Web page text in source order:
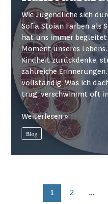
uns
hilft
Wie Jugendliche sich
Sofia Stoian Farben als
hat uns immer
Moment unseres
Kindheit zurückdenke,
zahlreiche
vollständig: Was ich
trug, verschwimmt oft
Wie
Jugendliche
sich
Weiterlesen »
Blog
1 2 …